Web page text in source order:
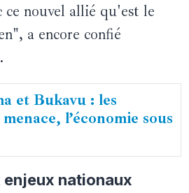
ce nouvel allié qu'est le
a encore confié
et Bukavu : les
l’économie sous
nationaux